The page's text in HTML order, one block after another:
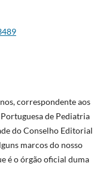
correspondente aos
de Pediatria
do Conselho Editorial
marcos do nosso
é o órgão oficial duma